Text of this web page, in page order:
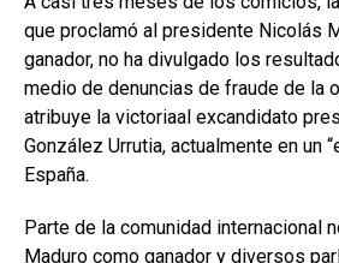
que proclamó al presidente Nicolás
ganador, no ha divulgado los
medio de denuncias de fraude de la
atribuye la victoriaal excandidato
González Urrutia, actualmente en un
España.
Parte de la comunidad internacional
Maduro como ganador y diversos